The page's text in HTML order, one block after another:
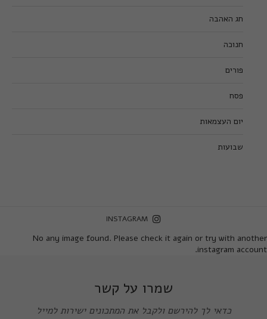
חג האהבה
חנוכה
פורים
פסח
יום העצמאות
שבועות
INSTAGRAM
No any image found. Please check it again or try with another
instagram account.
שמרו על קשר
כדאי לך להירשם ולקבל את המתכונים ישירות למייל